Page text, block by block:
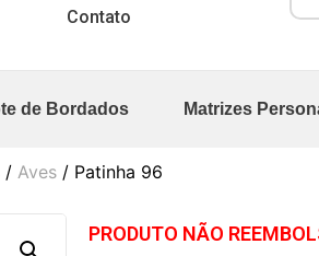
Contato
de Bordados Matrizes
/ Aves / Patinha 96
PRODUTO NÃO